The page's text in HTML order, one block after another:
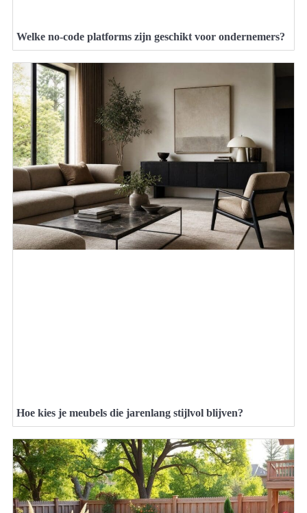
Welke no-code platforms zijn geschikt voor ondernemers?
Hoe kies je meubels die jarenlang stijlvol blijven?